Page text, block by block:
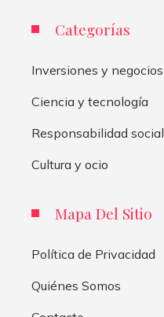
Categorías
Inversiones y negocios
Ciencia y tecnología
Responsabilidad social
Cultura y ocio
Mapa Del Sitio
Política de Privacidad
Quiénes Somos